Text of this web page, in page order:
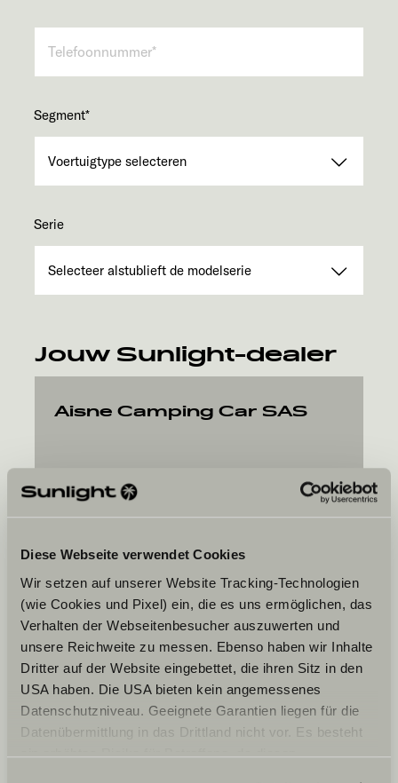
Diese Webseite verwendet Cookies
Wir setzen auf unserer Website Tracking-Technologien
(wie Cookies und Pixel) ein, die es uns ermöglichen, das
Verhalten der Webseitenbesucher auszuwerten und
unsere Reichweite zu messen. Ebenso haben wir Inhalte
Dritter auf der Website eingebettet, die ihren Sitz in den
USA haben. Die USA bieten kein angemessenes
Datenschutzniveau. Geeignete Garantien liegen für die
Datenübermittlung in das Drittland nicht vor. Es besteht
ein erhöhtes Risiko für Betroffene, da diesen
Segment*
Serie
Jouw Sunlight-dealer
Aisne Camping Car SAS
02000 Clacy et Thierret
Jouw gewenste datum
Datum